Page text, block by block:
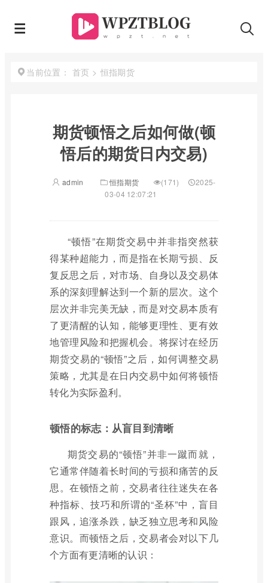
当前位置： 首页 > 恒指期货
期货顿悟之后如何做(顿
悟后的期货日内交易)
admin 恒指期货 (171)
2025-
03-04 12:07:21
“顿悟”在期货交易中并非指突然获
得某种超能力，而是指在长期亏损、反
复反思之后，对市场、自身以及交易体
系的深刻理解达到一个新的层次。这个
层次并非完美无缺，而是对交易本质有
了更清醒的认知，能够更理性、更有效
地管理风险和把握机会。将探讨在经历
期货交易的“顿悟”之后，如何调整交易
策略，尤其是在日内交易中如何将顿悟
转化为实际盈利。
顿悟的标志：从盲目到清晰
期货交易的“顿悟”并非一蹴而就，
它通常伴随着长时间的亏损和痛苦的反
思。在顿悟之前，交易者往往迷失在各
种指标、技巧和所谓的“圣杯”中，盲目
跟风，追涨杀跌，缺乏独立思考和风险
意识。而顿悟之后，交易者会对以下几
个方面有更清晰的认识：